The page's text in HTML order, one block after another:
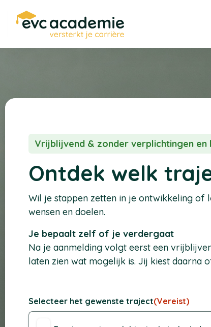
Vrijblijvend & zonder verplichtingen en
Ontdek welk
Wil je stappen zetten in je ontwikkeling of
wensen en doelen.
Je bepaalt zelf of je verdergaat
Na je aanmelding volgt eerst een
laten zien wat mogelijk is. Jij kiest daarna
Selecteer het gewenste traject(Vereist)